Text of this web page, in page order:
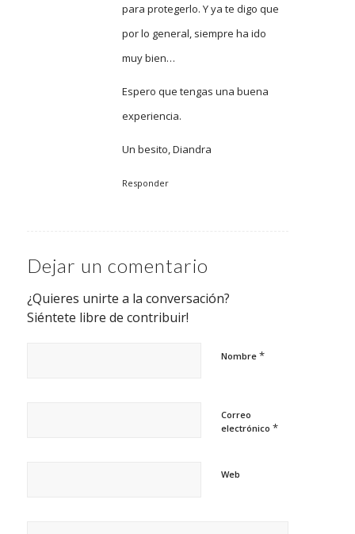
para protegerlo. Y ya te digo que
por lo general, siempre ha ido
muy bien…
Espero que tengas una buena
experiencia.
Un besito, Diandra
Responder
Dejar un comentario
¿Quieres unirte a la conversación?
Siéntete libre de contribuir!
Nombre *
Correo
electrónico *
Web